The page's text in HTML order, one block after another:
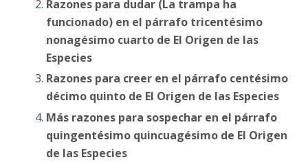
Razones para dudar (La trampa ha
funcionado) en el párrafo tricentésimo
nonagésimo cuarto de El Origen de las
Especies
Razones para creer en el párrafo centésimo
décimo quinto de El Origen de las Especies
Más razones para sospechar en el párrafo
quingentésimo quincuagésimo de El Origen
de las Especies